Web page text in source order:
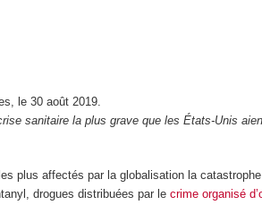
le 30 août 2019.
sanitaire la plus grave que les États-Unis
plus affectés par la globalisation la
drogues distribuées par lecrime organisé